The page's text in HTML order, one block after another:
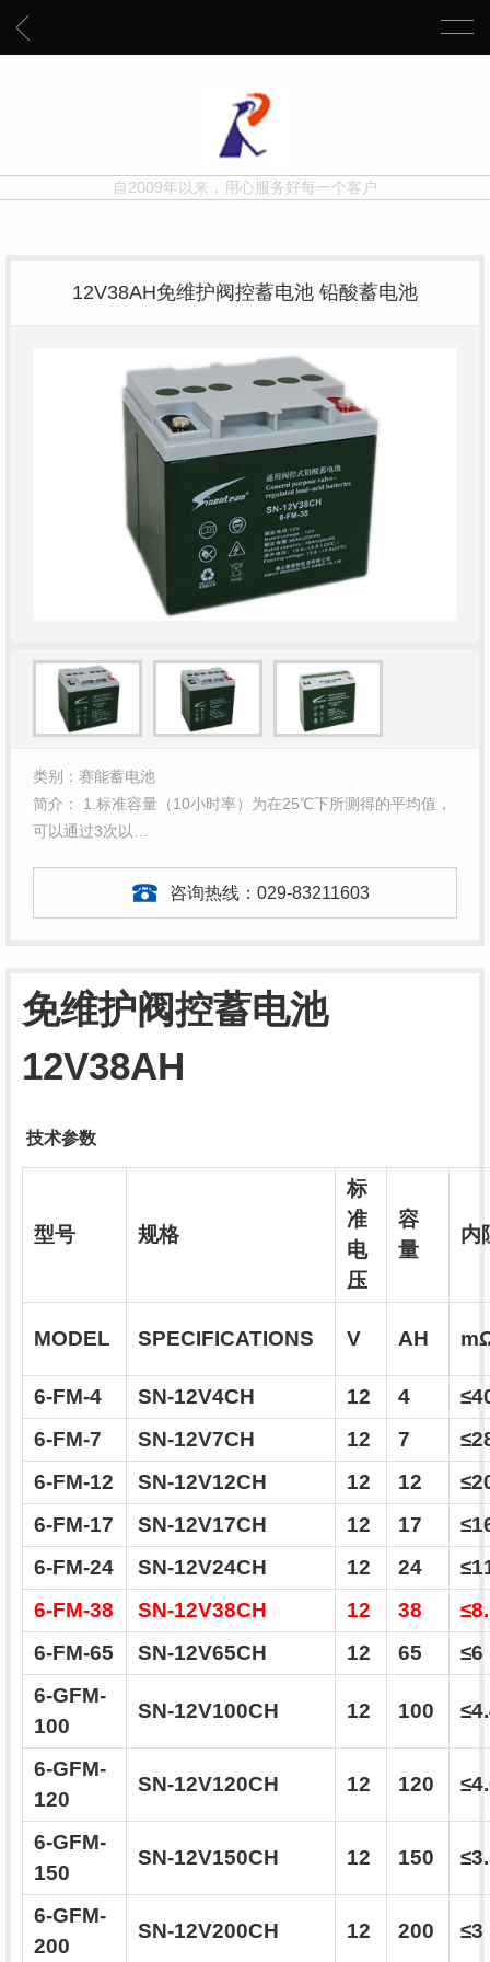
自2009年以来，用心服务好每一个客户
12V38AH免维护阀控蓄电池 铅酸蓄电池
类别：赛能蓄电池
简介： 1.标准容量（10小时率）为在25℃下所测得的平均值，
可以通过3次以…
咨询热线： 029-83211603
免维护阀控蓄电池
12V38AH
技术参数
型号 规格
标
准
电
压
容
量
内
MODEL SPECIFICATIONS V AH
6-FM-4 SN-12V4CH 12 4
6-FM-7
SN-12V7CH 12 7
6-FM-12
SN-12V12CH 12 12
6-FM-17
SN-12V17CH 12 17
6-FM-24
SN-12V24CH 12 24
6-FM-38
SN-12V38CH 12 38
6-FM-65
SN-12V65CH 12 65
≤6
6-GFM-
100
SN-12V100CH 12 100
6-GFM-
120
SN-12V120CH 12 120
6-GFM-
150
SN-12V150CH 12 150
6-GFM-
200
SN-12V200CH 12 200 ≤3